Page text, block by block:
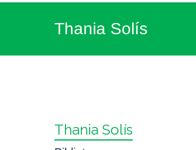
Thania Solís
Thania Solís